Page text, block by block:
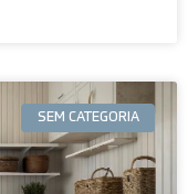
SEM CATEGORIA